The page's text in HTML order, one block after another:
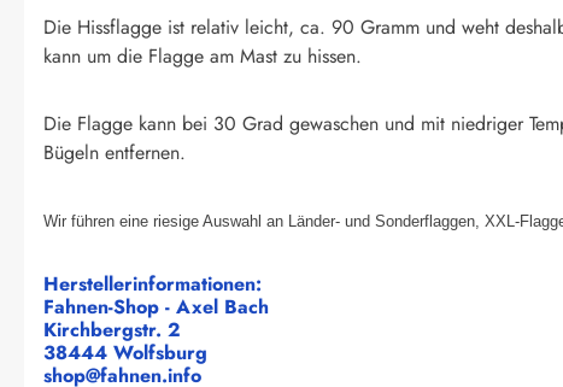
Die Hissflagge ist relativ leicht, ca. 90 Gramm und weht
kann um die Flagge am Mast zu hissen.
Die Flagge kann bei 30 Grad gewaschen und mit niedriger
Bügeln entfernen.
Wir führen eine riesige Auswahl an Länder- und Sonderflaggen, XXL-
Herstellerinformationen:
Fahnen-Shop - Axel Bach
Kirchbergstr. 2
38444 Wolfsburg
shop@fahnen.info